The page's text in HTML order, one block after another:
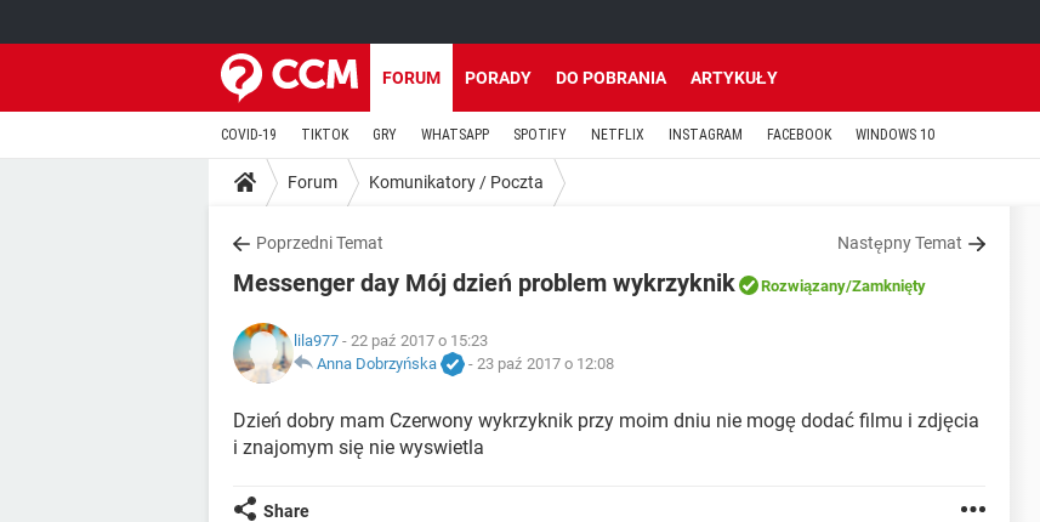
FORUM PORADY DO POBRANIA ARTYKUŁY
COVID-19 TIKTOK GRY WHATSAPP SPOTIFY NETFLIX INSTAGRAM FACEBOOK WINDOWS 10
Forum Komunikatory / Poczta
Poprzedni Temat Następny Temat
Messenger day Mój dzień problem wykrzyknik Rozwiązany/Zamknięty
lila977 - 22 paź 2017 o 15:23
Anna Dobrzyńska
- 23 paź 2017 o 12:08
Dzień dobry mam Czerwony wykrzyknik przy moim dniu nie mogę dodać filmu i zdjęcia
i znajomym się nie wyswietla
Share